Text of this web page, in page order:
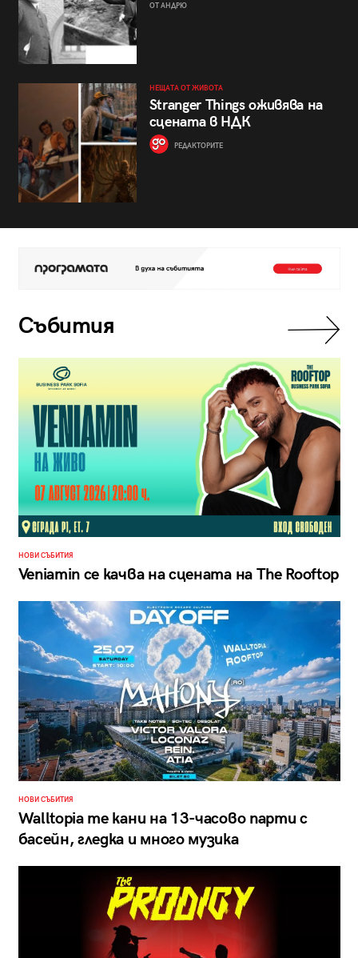
ОТ АНДРЮ
НЕЩАТА ОТ ЖИВОТА
Stranger Things оживява на
сцената в НДК
РЕДАКТОРИТЕ
Събития
НОВИ СЪБИТИЯ
Veniamin се качва на сцената на The Rooftop
НОВИ СЪБИТИЯ
Walltopia те кани на 13-часово парти с
басейн, гледка и много музика